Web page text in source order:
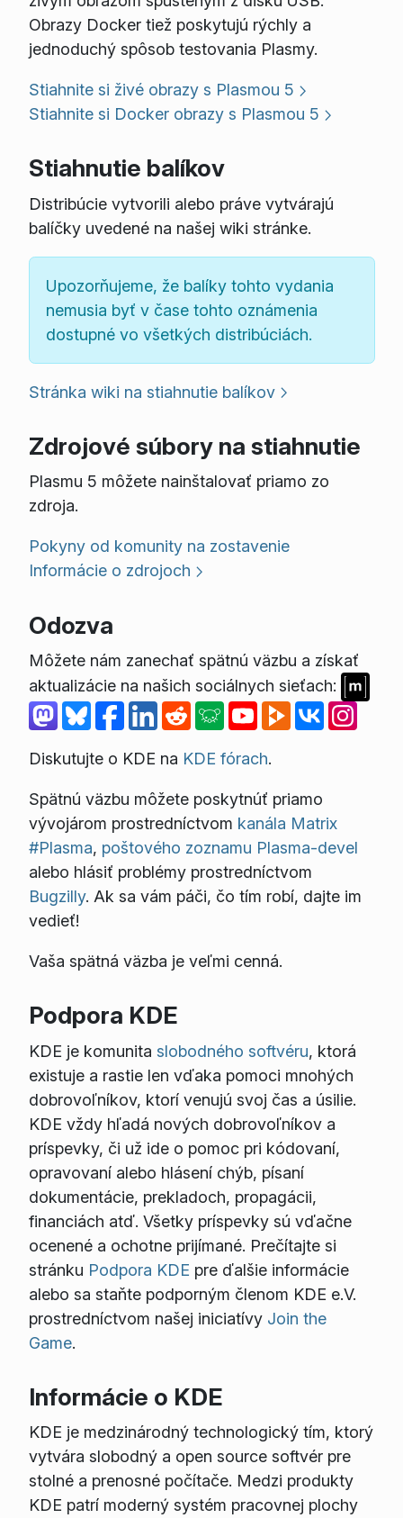
Obrazy Docker tiež poskytujú rýchly a
jednoduchý spôsob testovania Plasmy.
Stiahnite si živé obrazy s Plasmou 5
Stiahnite si Docker obrazy s Plasmou 5
Stiahnutie balíkov
Distribúcie vytvorili alebo práve vytvárajú
balíčky uvedené na našej wiki stránke.
Upozorňujeme, že balíky tohto vydania
nemusia byť v čase tohto oznámenia
dostupné vo všetkých distribúciách.
Stránka wiki na stiahnutie balíkov
Zdrojové súbory na stiahnutie
Plasmu 5 môžete nainštalovať priamo zo
zdroja.
Pokyny od komunity na zostavenie
Informácie o zdrojoch
Odozva
Môžete nám zanechať spätnú väzbu a získať
aktualizácie na našich sociálnych sieťach:
Diskutujte o KDE na KDE fórach.
Spätnú väzbu môžete poskytnúť priamo
vývojárom prostredníctvom kanála Matrix
#Plasma, poštového zoznamu Plasma-devel
alebo hlásiť problémy prostredníctvom
Bugzilly. Ak sa vám páči, čo tím robí, dajte im
vedieť!
Vaša spätná väzba je veľmi cenná.
Podpora KDE
KDE je komunita slobodného softvéru, ktorá
existuje a rastie len vďaka pomoci mnohých
dobrovoľníkov, ktorí venujú svoj čas a úsilie.
KDE vždy hľadá nových dobrovoľníkov a
príspevky, či už ide o pomoc pri kódovaní,
opravovaní alebo hlásení chýb, písaní
dokumentácie, prekladoch, propagácii,
financiách atď. Všetky príspevky sú vďačne
ocenené a ochotne prijímané. Prečítajte si
stránku Podpora KDE pre ďalšie informácie
alebo sa staňte podporným členom KDE e.V.
prostredníctvom našej iniciatívy Join the
Game.
Informácie o KDE
KDE je medzinárodný technologický tím, ktorý
vytvára slobodný a open source softvér pre
stolné a prenosné počítače. Medzi produkty
KDE patrí moderný systém pracovnej plochy